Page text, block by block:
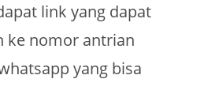
link yang dapat
ke nomor antrian
yang bisa